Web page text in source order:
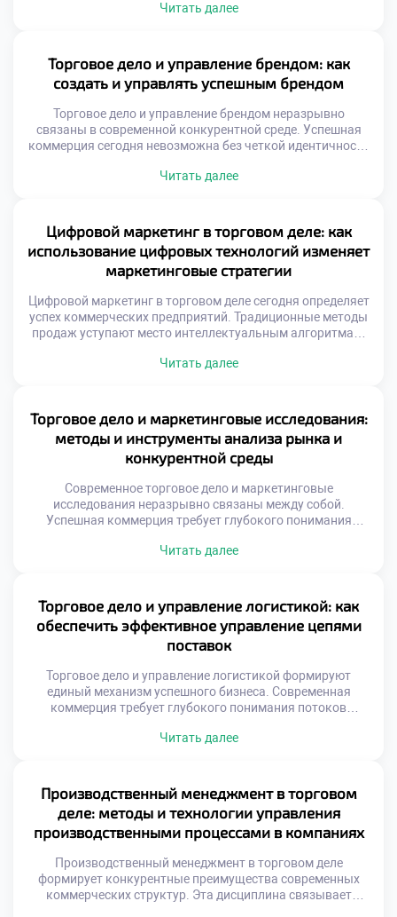
место диалогам онлайн. Социальные платформы стали
определяет лояльность аудитории. Игнорирование
комментариев равносильно потере клиентов. Бизнес
должен присутствовать там, где люди общаются. […]
Читать далее
Торговое дело и управление брендом: как
создать и управлять успешным брендом
Торговое дело и управление брендом неразрывно
связаны в современной конкурентной среде. Успешная
коммерция сегодня невозможна без четкой идентичности
превращает обычный товар в желанный объект для
психологии потребителей. Бренд представляет собой
совокупность обещаний, которые компания дает своим
клиентам ежедневно. […]
Читать далее
Цифровой маркетинг в торговом деле: как
использование цифровых технологий изменяет
маркетинговые стратегии
Цифровой маркетинг в торговом деле сегодня определяет
успех коммерческих предприятий. Традиционные методы
продаж уступают место интеллектуальным алгоритмам.
покупателя. Рынок требует новых компетенций от
стали главным активом компаний. Аналитика заменяет
интуитивные решения менеджеров. Стратегии строятся
на точных метриках поведения клиентов. […]
Читать далее
Торговое дело и маркетинговые исследования:
методы и инструменты анализа рынка и
конкурентной среды
Современное торговое дело и маркетинговые
исследования неразрывно связаны между собой.
Успешная коммерция требует глубокого понимания
превращается в хаотичный процесс. Аналитика
решений. Рынок постоянно меняется под воздействием
множества факторов. Игнорирование этих сигналов
ведет к неизбежным убыткам. Грамотный специалист
умеет […]
Читать далее
Торговое дело и управление логистикой: как
обеспечить эффективное управление цепями
поставок
Торговое дело и управление логистикой формируют
единый механизм успешного бизнеса. Современная
коммерция требует глубокого понимания потоков
теряет смысл. Эта связь определяет
материальных ценностей. Знание логистики становится
обязательным навыком для специалиста. Эффективные
цепи поставок снижают издержки предприятия. Скорость
доставки напрямую […]
Читать далее
Производственный менеджмент в торговом
деле: методы и технологии управления
производственными процессами в компаниях
Производственный менеджмент в торговом деле
формирует конкурентные преимущества современных
коммерческих структур. Эта дисциплина связывает